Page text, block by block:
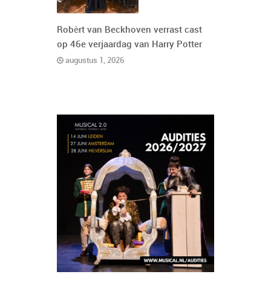
Robèrt van Beckhoven verrast cast
op 46e verjaardag van Harry Potter
augustus 1, 2026